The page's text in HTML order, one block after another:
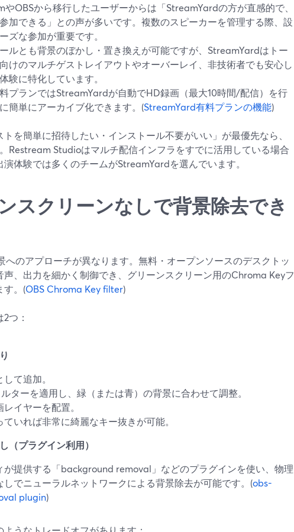
やOBSから移行したユーザーからは「StreamYardの方が直感的で、
加できる」との声が多いです。複数のスピーカーを管理する際、設
ズな参加が重要です。
ルとも背景のぼかし・置き換えが可能ですが、StreamYardはトー
けのマルチゲストレイアウトやオーバーレイ、非技術者でも安心し
験に特化しています。
料プランではStreamYardが自動でHD録画（最大10時間/配信）を行
簡単にアーカイブ化できます。(StreamYard有料プランの機能)
トを簡単に招待したい・インストール不要がいい」が最優先なら、
Restream Studioはマルチ配信インフラをすでに活用している場合
体験では多くのチームがStreamYardを選んでいます。
スクリーンなしで背景除去でき
へのアプローチが異なります。無料・オープンソースのデスクトッ
、出力を細かく制御でき、グリーンスクリーン用のChroma Keyフ
す。(OBS Chroma Key filter)
つ：
て追加。
ターを適用し、緑（または青）の背景に合わせて調整。
イヤーを配置。
いれば非常に綺麗なキー抜きが可能。
（プラグイン利用）
が提供する「background removal」などのプラグインを使い、物理
しでニューラルネットワークによる背景除去が可能です。(obs-
plugin)